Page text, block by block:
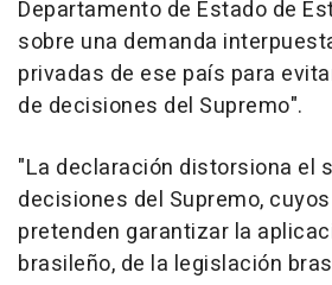
Departamento de Estado de
sobre una demanda
privadas de ese país para
de decisiones del Supremo".
"La declaración distorsiona el
decisiones del Supremo,
pretenden garantizar la
brasileño, de la legislación